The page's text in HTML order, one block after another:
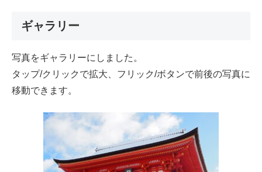
ギャラリー
写真をギャラリーにしました。
タップ/クリックで拡大、フリック/ボタンで前後の写真に
移動できます。